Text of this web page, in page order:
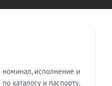
исполнение и
каталогу и паспорту.